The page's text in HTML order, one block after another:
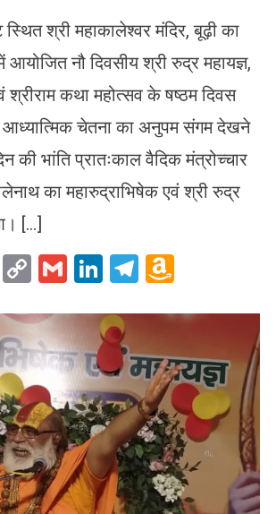
श्री महाकालेश्वर मंदिर, बूढ़ी का
आयोजित नौ दिवसीय श्री रुद्र महायज्ञ,
श्रीराम कथा महोत्सव के षष्ठम दिवस
आध्यात्मिक चेतना का अनुपम संगम देखने
की भांति प्रातःकाल वैदिक मंत्रोच्चार
का महारुद्राभिषेक एवं श्री रुद्र
[…]
WhatsApp
CopyGmailLinkedIn
Telegram
List